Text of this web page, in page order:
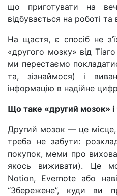
що приготувати на
відбувається на роботі та
На щастя, є спосіб не
«другого мозку» від
ми перестаємо
та, зізнаймося) і
інформацію в надійне
Що таке «другий мозок» і
Другий мозок — це місце,
треба не забути:
покупок, меми про
якось виживати). Це
Notion, Evernote або
“Збережене”, куди ви